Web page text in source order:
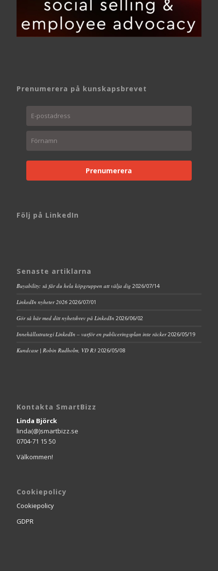
Prenumerera på kunskapsbrevet
Prenumerera
Följ på LinkedIn
Senaste artiklarna
Buyability: så får du hela köpgruppen att välja dig 2026/07/14
LinkedIn nyheter 2026 2026/07/01
Gör så här med ditt nyhetsbrev på LinkedIn 2026/06/02
Innehållsstrategi LinkedIn – varför en publiceringsplan inte räcker 2026/05/19
Kundcase | Robin Rudholm, VD R3 2026/05/08
Kontakta SmartBizz
Linda Björck
linda(@)smartbizz.se
0704-71 15 50
Välkommen!
Cookiepolicy
Cookiepolicy
GDPR